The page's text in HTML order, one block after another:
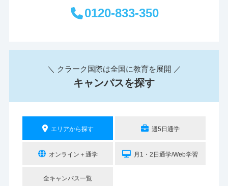
0120-833-350
＼ クラーク国際は全国に教育を展開 ／
キャンパスを探す
エリアから探す 週5日通学
オンライン＋通学 月1・2日通学/Web学習
全キャンパス一覧